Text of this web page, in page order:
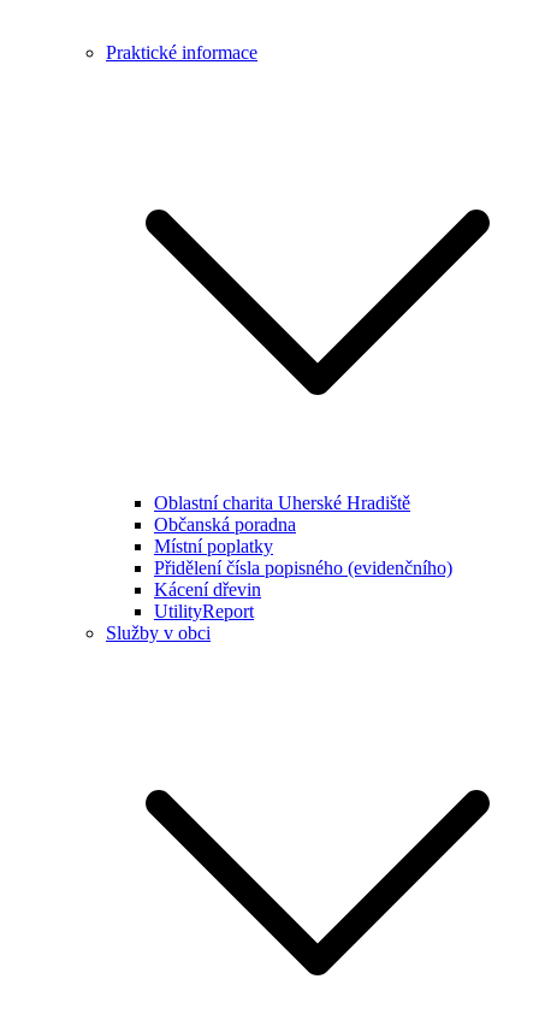
Praktické informace
Oblastní charita Uherské Hradiště
Občanská poradna
Místní poplatky
Přidělení čísla popisného (evidenčního)
Kácení dřevin
UtilityReport
Služby v obci